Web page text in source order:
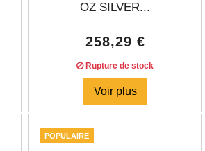
OZ SILVER...
258,29 €
Rupture de stock
Voir plus
POPULAIRE